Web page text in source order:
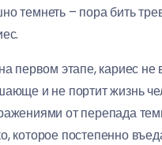
темнеть – пора бить
первом этапе, кариес не
и не портит жизнь
от перепада
которое постепенно